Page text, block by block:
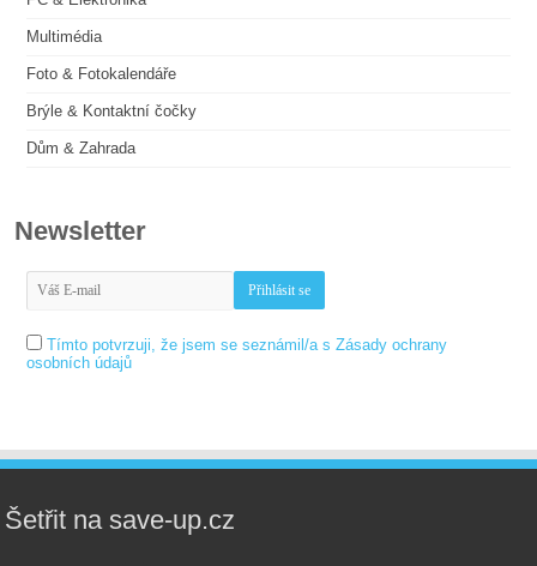
Multimédia
Foto & Fotokalendáře
Brýle & Kontaktní čočky
Dům & Zahrada
Newsletter
Tímto potvrzuji, že jsem se seznámil/a s Zásady ochrany
osobních údajů
Šetřit na save-up.cz